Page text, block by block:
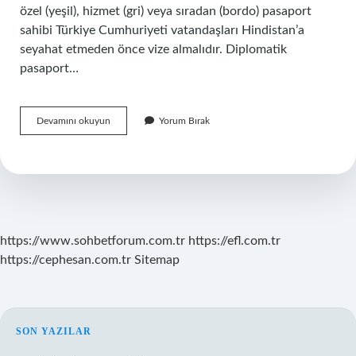
özel (yeşil), hizmet (gri) veya sıradan (bordo) pasaport
sahibi Türkiye Cumhuriyeti vatandaşları Hindistan’a
seyahat etmeden önce vize almalıdır. Diplomatik
pasaport…
Devamını okuyun Hindistan
Türk
Istiyor
Yorum Bırak
https://www.sohbetforum.com.tr https://efl.com.tr
https://cephesan.com.tr Sitemap
SIDEBAR
SON YAZILAR